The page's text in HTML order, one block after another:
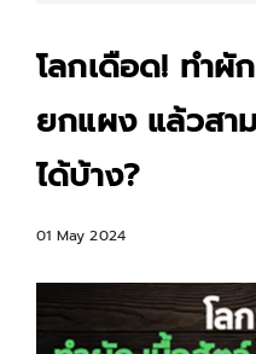
โลกเดือด! ทำผั
ยกแผง แล้วสา
ได้บ้าง?
01 May 2024